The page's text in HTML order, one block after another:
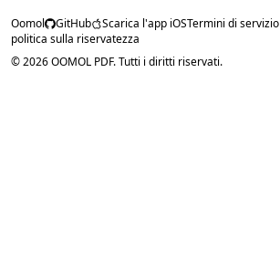
Oomol GitHub Scarica l'app iOSTermini di servizio
politica sulla riservatezza
© 2026 OOMOL PDF. Tutti i diritti riservati.